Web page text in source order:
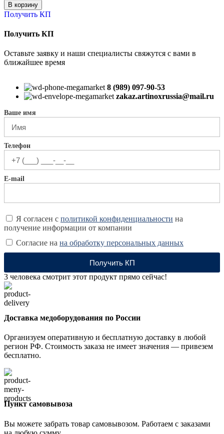
В корзину
Получить КП
Получить КП
Оставьте заявку и наши специалисты свяжутся с вами в
ближайшее время
8 (989) 097-90-53
zakaz.artinoxrussia@mail.ru
Ваше имя
Телефон
E-mail
Я согласен с политикой конфиденциальности на
получение информации от компании
Согласие на на обработку персональных данных
Получить КП
3 человека смотрит этот продукт прямо сейчас!
Доставка медоборудования по России
Организуем оперативную и бесплатную доставку в любой
регион РФ. Стоимость заказа не имеет значения — привезем
бесплатно.
Пункт самовывоза
Вы можете забрать товар самовывозом. Работаем с заказами